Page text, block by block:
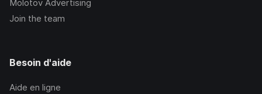
Molotov Advertising
Join the team
Besoin d'aide
Aide en ligne